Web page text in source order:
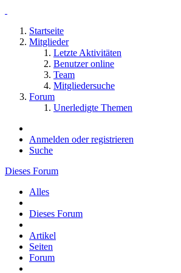
Startseite
Mitglieder
Letzte Aktivitäten
Benutzer online
Team
Mitgliedersuche
Forum
Unerledigte Themen
Anmelden oder registrieren
Suche
Dieses Forum
Alles
Dieses Forum
Artikel
Seiten
Forum